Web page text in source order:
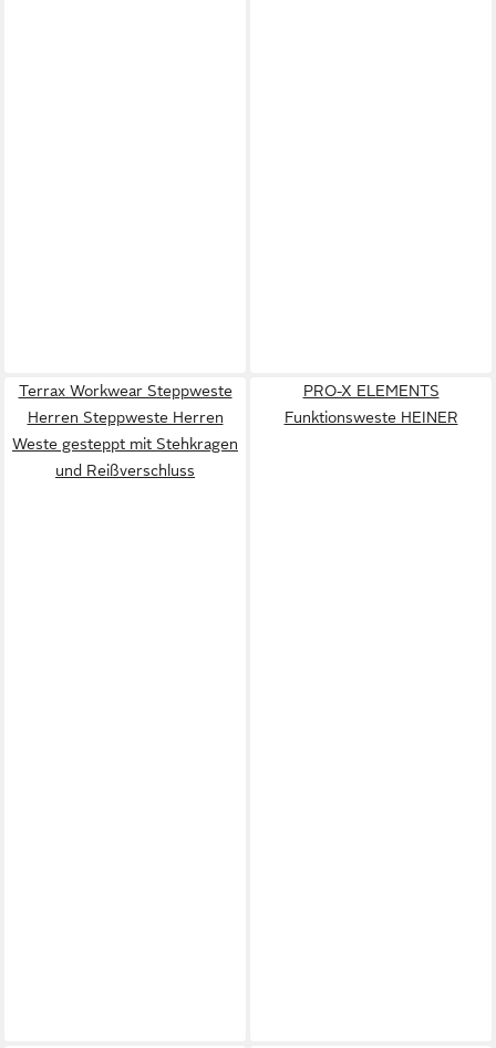
Terrax Workwear Steppweste
Herren Steppweste Herren
Weste gesteppt mit Stehkragen
und Reißverschluss
PRO-X ELEMENTS
Funktionsweste HEINER